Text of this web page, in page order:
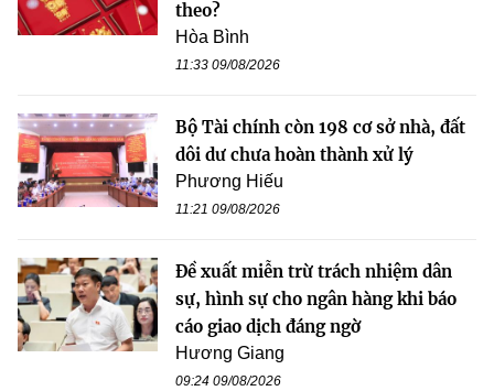
theo?
Hòa Bình
11:33 09/08/2026
Bộ Tài chính còn 198 cơ sở nhà, đất
dôi dư chưa hoàn thành xử lý
Phương Hiếu
11:21 09/08/2026
Đề xuất miễn trừ trách nhiệm dân
sự, hình sự cho ngân hàng khi báo
cáo giao dịch đáng ngờ
Hương Giang
09:24 09/08/2026